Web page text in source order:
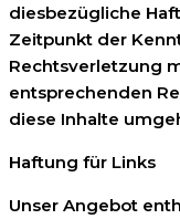
diesbezügliche
Zeitpunkt der
Rechtsverletzung
entsprechenden
diese Inhalte
Haftung für Links
Unser Angebot